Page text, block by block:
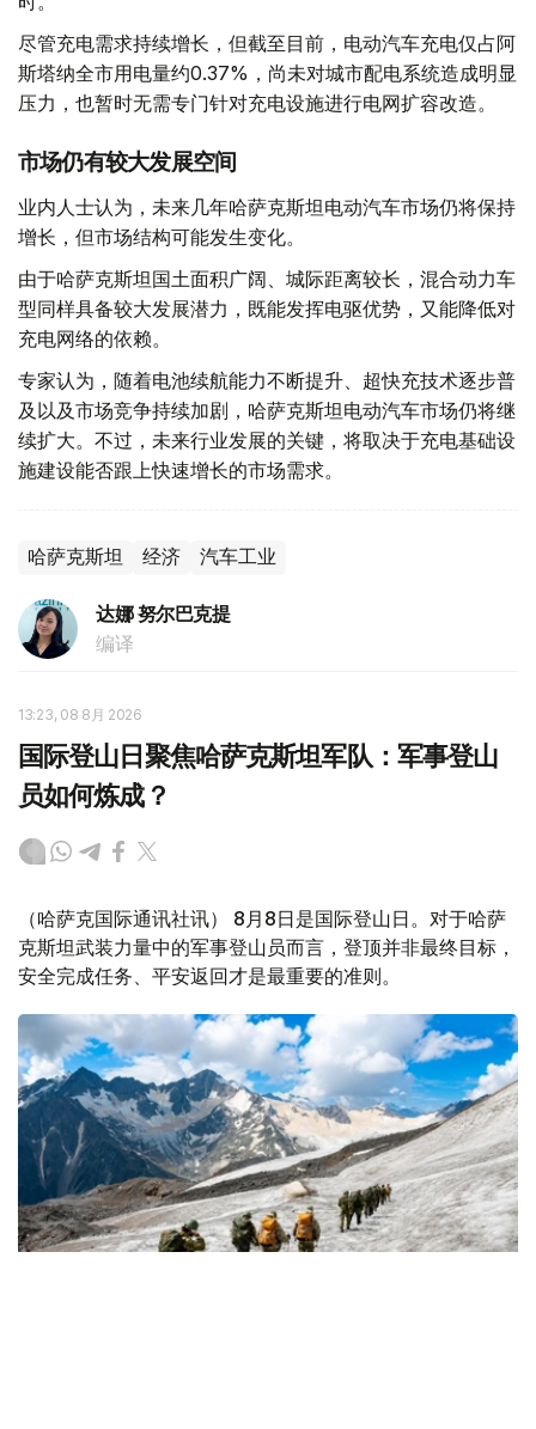
尽管充电需求持续增长，但截至目前，电动汽车充电仅占阿
斯塔纳全市用电量约0.37%，尚未对城市配电系统造成明显
压力，也暂时无需专门针对充电设施进行电网扩容改造。
市场仍有较大发展空间
业内人士认为，未来几年哈萨克斯坦电动汽车市场仍将保持
增长，但市场结构可能发生变化。
由于哈萨克斯坦国土面积广阔、城际距离较长，混合动力车
型同样具备较大发展潜力，既能发挥电驱优势，又能降低对
充电网络的依赖。
专家认为，随着电池续航能力不断提升、超快充技术逐步普
及以及市场竞争持续加剧，哈萨克斯坦电动汽车市场仍将继
续扩大。不过，未来行业发展的关键，将取决于充电基础设
施建设能否跟上快速增长的市场需求。
哈萨克斯坦 经济 汽车工业
达娜 努尔巴克提
编译
13:23, 08 8月 2026
国际登山日聚焦哈萨克斯坦军队：军事登山
员如何炼成？
（哈萨克国际通讯社讯） 8月8日是国际登山日。对于哈萨
克斯坦武装力量中的军事登山员而言，登顶并非最终目标，
安全完成任务、平安返回才是最重要的准则。